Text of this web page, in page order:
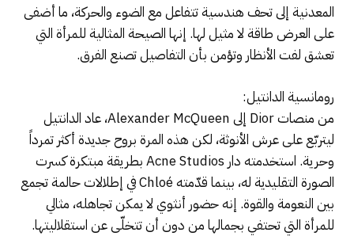
المعدنية إلى تحف هندسية تتفاعل مع الضوء والحركة، ما أضفى
على العرض طاقة لا مثيل لها. إنها الصيحة المثالية للمرأة التي
تعشق لفت الأنظار وتؤمن بأن التفاصيل تصنع الفرق.
رومانسية الدانتيل:
من منصات Dior إلى Alexander McQueen، عاد الدانتيل
ليتربّع على عرش الأنوثة، لكن هذه المرة بروح جديدة أكثر تمرداً
وحرية. استخدمته دار Acne Studios بطريقة مبتكرة كسرت
الصورة التقليدية له، بينما قدّمته Chloé في إطلالات حالمة تجمع
بين النعومة والقوة. إنه حضور أنثوي لا يمكن تجاهله، مثالي
للمرأة التي تحتفي بجمالها من دون أن تتخلّى عن استقلاليتها.